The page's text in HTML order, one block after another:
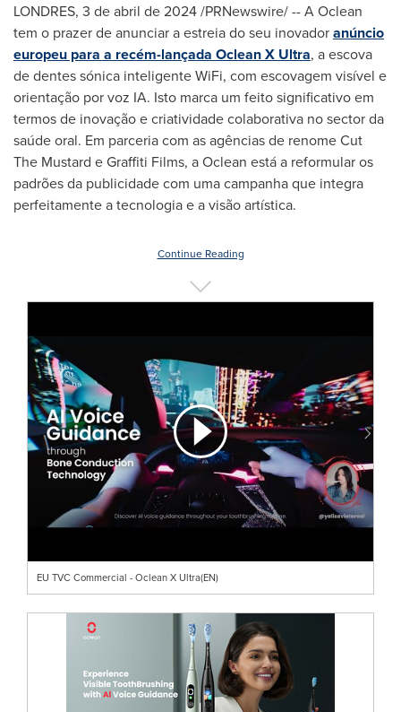
LONDRES, 3 de abril de 2024/PRNewswire/ -- A Oclean
tem o prazer de anunciar a estreia do seu inovadoranúncio
europeu para a recém-lançada Oclean X Ultra, a escova
de dentes sónica inteligente WiFi, com escovagem visível e
orientação por voz IA. Isto marca um feito significativo em
termos de inovação e criatividade colaborativa no sector da
saúde oral. Em parceria com as agências de renome Cut
The Mustard e Graffiti Films, a Oclean está a reformular os
padrões da publicidade com uma campanha que integra
perfeitamente a tecnologia e a visão artística.
Continue Reading
EU TVC Commercial - Oclean X Ultra(EN)